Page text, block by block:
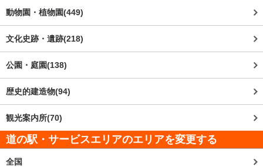
動物園・植物園(449)
文化史跡・遺跡(218)
公園・庭園(138)
歴史的建造物(94)
観光案内所(70)
道の駅・サービスエリアのエリアを変更する
全国